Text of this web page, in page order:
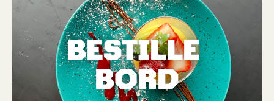
BESTILLE
BORD